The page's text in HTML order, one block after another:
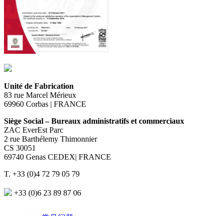
Unité de Fabrication
83 rue Marcel Mérieux
69960 Corbas | FRANCE
Siège Social – Bureaux administratifs et commerciaux
ZAC EverEst Parc
2 rue Barthélemy Thimonnier
CS 30051
69740 Genas CEDEX| FRANCE
T. +33 (0)4 72 79 05 79
+33 (0)6 23 89 87 06